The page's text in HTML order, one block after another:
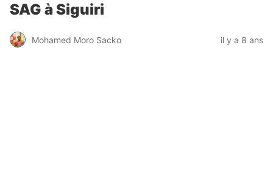
SAG à Siguiri
Mohamed Moro Sacko il y a 8 ans